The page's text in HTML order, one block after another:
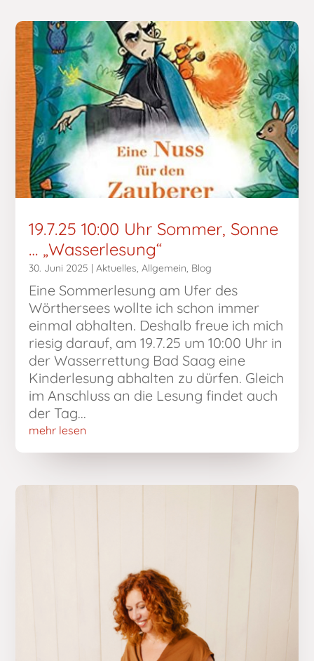
19.7.25 10:00 Uhr Sommer, Sonne
… „Wasserlesung“
30. Juni 2025 |Aktuelles,Allgemein, Blog
Eine Sommerlesung am Ufer des
Wörthersees wollte ich schon immer
einmal abhalten. Deshalb freue ich mich
riesig darauf, am 19.7.25 um 10:00 Uhr in
der Wasserrettung Bad Saag eine
Kinderlesung abhalten zu dürfen. Gleich
im Anschluss an die Lesung findet auch
der Tag...
mehr lesen